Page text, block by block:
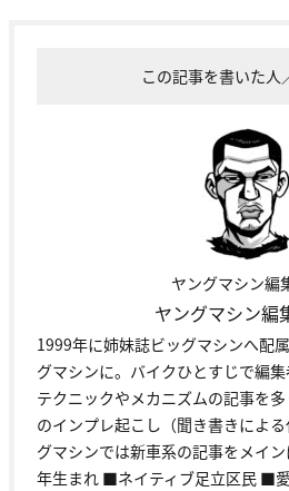
この記事を書いた人
ヤングマシン編
ヤングマシン編
1999年に姉妹誌ビッグマシンへ配
グマシンに。バイクひとすじで編
テクニックやメカニズムの記事を
のインプレ起こし（聞き書きによ
グマシンでは新車系の記事をメイ
年生まれ ■ネイティブ足立区民 ■